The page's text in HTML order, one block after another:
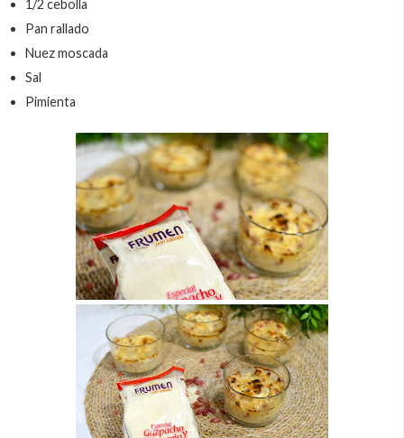
1/2 cebolla
Pan rallado
Nuez moscada
Sal
Pimienta